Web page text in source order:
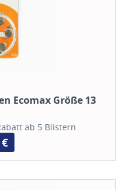
Ecomax Größe 13
ab 5 Blistern